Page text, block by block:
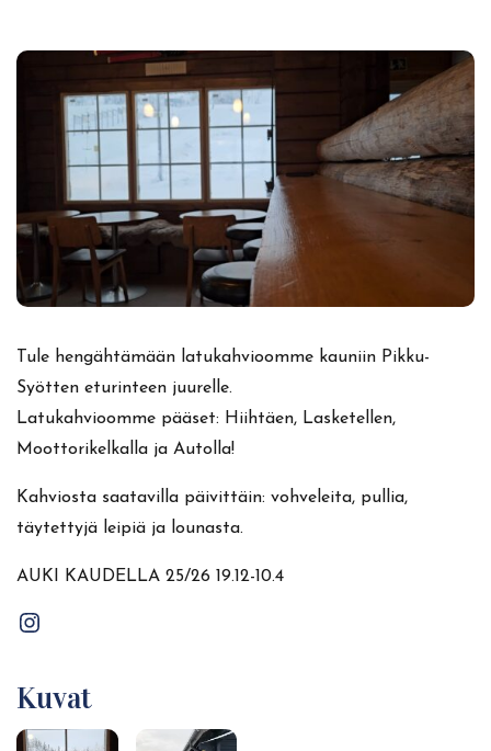
Tule hengähtämään latukahvioomme kauniin Pikku-
Syötten eturinteen juurelle.
Latukahvioomme pääset: Hiihtäen, Lasketellen,
Moottorikelkalla ja Autolla!
Kahviosta saatavilla päivittäin: vohveleita, pullia,
täytettyjä leipiä ja lounasta.
AUKI KAUDELLA 25/26 19.12-10.4
Kuvat